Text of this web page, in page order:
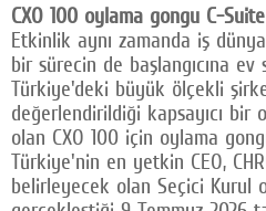
CXO 100 oylama gongu C-
Etkinlik aynı zamanda iş
bir sürecin de başlangıcına
Türkiye'deki büyük ölçekli
değerlendirildiği kapsayıcı bir
olan CXO 100 için oylama
Türkiye'nin en yetkin CEO,
belirleyecek olan Seçici Kurul